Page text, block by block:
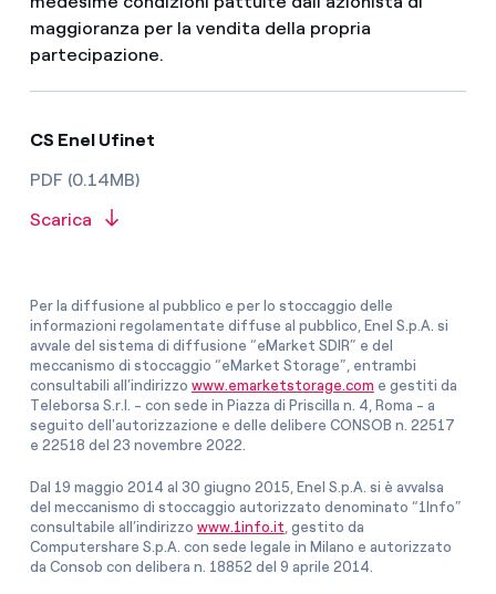
maggioranza per la vendita della propria
partecipazione.
CS Enel Ufinet
PDF (0.14MB)
Scarica
Per la diffusione al pubblico e per lo stoccaggio delle
informazioni regolamentate diffuse al pubblico, Enel S.p.A. si
avvale del sistema di diffusione “eMarket SDIR” e del
meccanismo di stoccaggio “eMarket Storage”, entrambi
consultabili all’indirizzo www.emarketstorage.com e gestiti da
Teleborsa S.r.l. - con sede in Piazza di Priscilla n. 4, Roma - a
seguito dell'autorizzazione e delle delibere CONSOB n. 22517
e 22518 del 23 novembre 2022.
Dal 19 maggio 2014 al 30 giugno 2015, Enel S.p.A. si è avvalsa
del meccanismo di stoccaggio autorizzato denominato “1Info”
consultabile all’indirizzo www.1info.it, gestito da
Computershare S.p.A. con sede legale in Milano e autorizzato
da Consob con delibera n. 18852 del 9 aprile 2014.